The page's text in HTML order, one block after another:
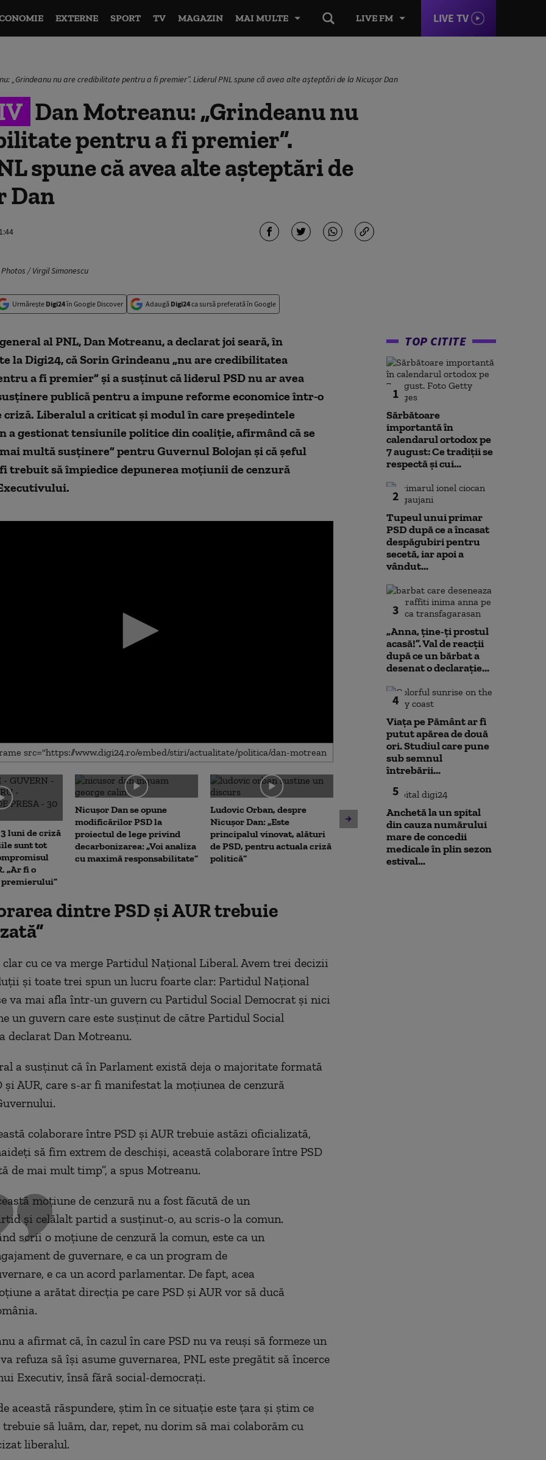
LIVE FM LIVE TV
EXTERNE SPORT TV MAGAZIN MAI MULTE
„Grindeanu nu are credibilitate pentru a fi premier”. Liderul PNL spune că avea alte așteptări de la Nicușor Dan
Dan Motreanu: „Grindeanu nu
pentru a fi premier”.
spune că avea alte așteptări de
Dan
/ Virgil Simonescu
Urmărește Digi24în Google Discover Adaugă Digi24ca sursă preferată în Google
al PNL, Dan Motreanu, a declarat joi seară, în
la Digi24, că Sorin Grindeanu „nu are credibilitatea
a fi premier” și a susținut că liderul PSD nu ar avea
publică pentru a impune reforme economice într-o
criză. Liberalul a criticat și modul în care președintele
a gestionat tensiunile politice din coaliție, afirmând că se
multă susținere” pentru Guvernul Bolojan și că șeful
trebuit să împiedice depunerea moțiunii de cenzură
luni de criză
sunt tot
„Ar fi o
Nicușor Dan se opune
modificărilor PSD la
proiectul de lege privind
decarbonizarea: „Voi analiza
cu maximă responsabilitate”
Ludovic Orban, despre
Nicușor Dan: „Este
principalul vinovat, alături
de PSD, pentru actuala criză
politică”
Surse: Cum încearcă PSD să
strângă voturile necesare
pentru Guvernul Grindeanu.
Cine decide majoritatea în
Parlament
după
integrității, de
dintre PSD și AUR trebuie
clar cu ce va merge Partidul Național Liberal. Avem trei decizii
și toate trei spun un lucru foarte clar: Partidul Național
va mai afla într-un guvern cu Partidul Social Democrat și nici
un guvern care este susținut de către Partidul Social
declarat Dan Motreanu.
a susținut că în Parlament există deja o majoritate formată
și AUR, care s-ar fi manifestat la moțiunea de cenzură
colaborare între PSD și AUR trebuie astăzi oficializată,
să fim extrem de deschiși, această colaborare între PSD
de mai mult timp”, a spus Motreanu.
moțiune de cenzură nu a fost făcută de un
și celălalt partid a susținut-o, au scris-o la comun.
scrii o moțiune de cenzură la comun, este ca un
de guvernare, e ca un program de
e ca un acord parlamentar. De fapt, acea
a arătat direcția pe care PSD și AUR vor să ducă
a afirmat că, în cazul în care PSD nu va reuși să formeze un
refuza să își asume guvernarea, PNL este pregătit să încerce
Executiv, însă fără social-democrați.
această răspundere, știm în ce situație este țara și știm ce
să luăm, dar, repet, nu dorim să mai colaborăm cu
liberalul.
TOP CITITE
1
Sărbătoare
importantă în
calendarul ortodox pe
7 august: Ce tradiții se
respectă și cui...
2
Tupeul unui primar
PSD după ce a încasat
despăgubiri pentru
secetă, iar apoi a
vândut...
3
„Anna, ţine-ţi prostul
acasă!”. Val de reacții
după ce un bărbat a
desenat o declarație...
4
Viața pe Pământ ar fi
putut apărea de două
ori. Studiul care pune
sub semnul
întrebării...
5
Anchetă la un spital
din cauza numărului
mare de concedii
medicale în plin sezon
estival...